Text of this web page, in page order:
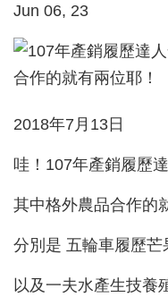
Jun 06, 23
2018年7月13日
哇！107年產銷履歷
其中格外農品合作的
分別是 五輪車履歷芒
以及一夫水產生技養